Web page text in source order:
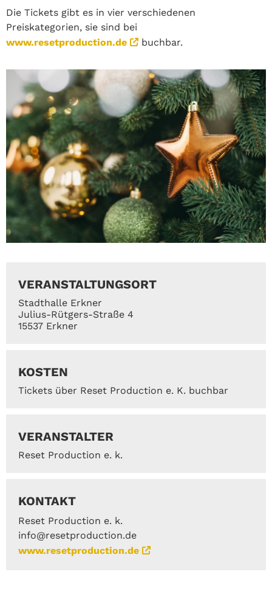
Die Tickets gibt es in vier verschiedenen
Preiskategorien, sie sind bei
www.resetproduction.de
buchbar.
VERANSTALTUNGSORT
Stadthalle Erkner
Julius-Rütgers-Straße 4
15537 Erkner
KOSTEN
Tickets über Reset Production e. K. buchbar
VERANSTALTER
Reset Production e. k.
KONTAKT
Reset Production e. k.
info@resetproduction.de
www.resetproduction.de